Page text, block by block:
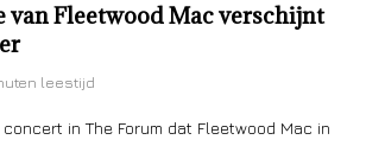
van Fleetwood Mac verschijnt
leestijd
in The Forum dat Fleetwood Mac in